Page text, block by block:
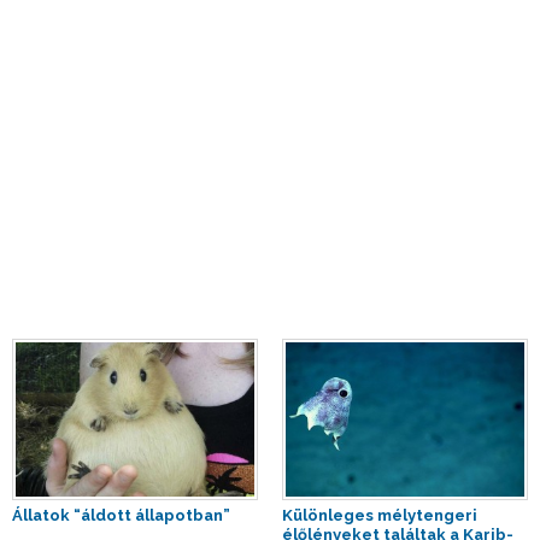
Állatok “áldott állapotban”
Különleges mélytengeri
élőlényeket találtak a Karib-